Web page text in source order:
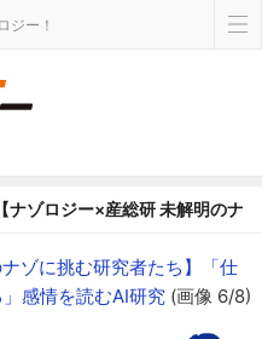
ジー！
【ナゾロジー×産総研 未解明のナ
ゾに挑む研究者たち】「仕
感情を読むAI研究 (画像 6/8)